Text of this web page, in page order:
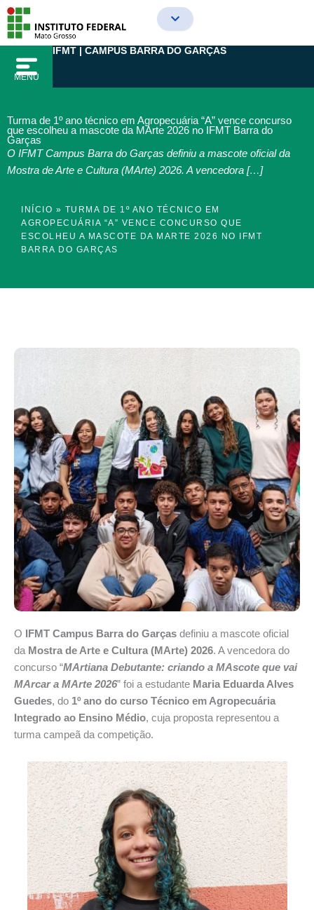
para
conteúdo
MENU
IFMT | CAMPUS BARRA DO GARÇAS
Turma de 1º ano técnico em Agropecuária “A” vence concurso
que escolheu a mascote da MArte 2026 no IFMT Barra do
Garças
O IFMT Campus Barra do Garças definiu a mascote oficial da
Mostra de Arte e Cultura (MArte) 2026. A vencedora […]
INÍCIO » TURMA DE 1º ANO TÉCNICO EM
AGROPECUÁRIA “A” VENCE CONCURSO QUE
ESCOLHEU A MASCOTE DA MARTE 2026 NO IFMT
BARRA DO GARÇAS
O IFMT Campus Barra do Garças definiu a mascote oficial
da Mostra de Arte e Cultura (MArte) 2026. A vencedora do
concurso “MArtiana Debutante: criando a MAscote que vai
MArcar a MArte 2026” foi a estudante Maria Eduarda Alves
Guedes, do 1º ano do curso Técnico em Agropecuária
Integrado ao Ensino Médio, cuja proposta representou a
turma campeã da competição.